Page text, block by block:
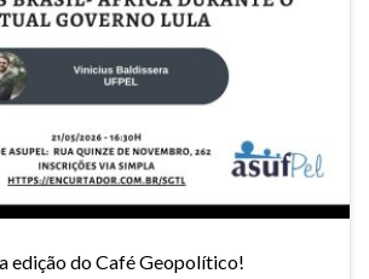
edição do Café Geopolítico!